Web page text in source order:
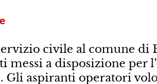
civile al comune di
messi a disposizione per
aspiranti operatori